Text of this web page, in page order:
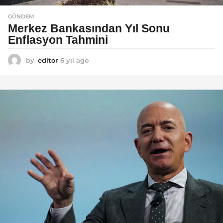
GÜNDEM
Merkez Bankasından Yıl Sonu
Enflasyon Tahmini
by editor 6 yıl ago
l